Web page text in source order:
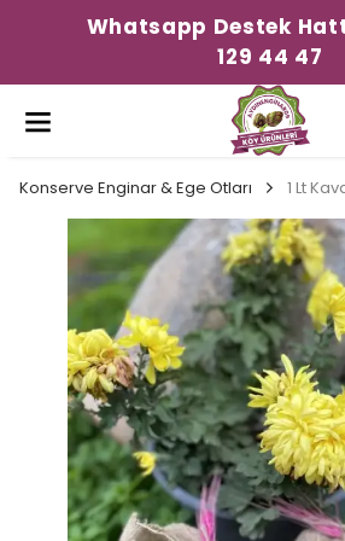
Whatsapp Destek
129 44 47
Konserve Enginar & Ege Otları 1 Lt